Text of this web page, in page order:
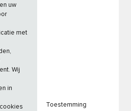
uw
met
Wij
in
Toestemming